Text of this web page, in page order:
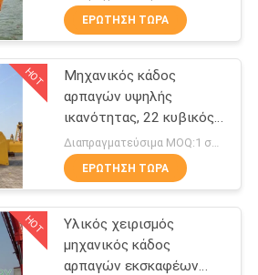
αρπαγών
ΕΡΏΤΗΣΗ ΤΏΡΑ
HOT
Μηχανικός κάδος
αρπαγών υψηλής
ικανότητας, 22 κυβικός
μετρητής τέσσερις
αρπαγή σχοινιών
ΕΡΏΤΗΣΗ ΤΏΡΑ
HOT
Υλικός χειρισμός
μηχανικός κάδος
αρπαγών εκσκαφέων